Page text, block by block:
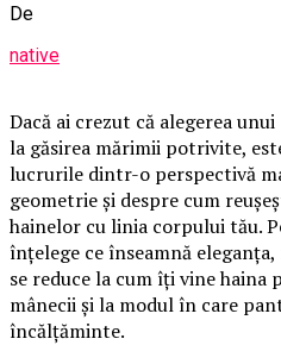
De
native
Dacă ai crezut că alegerea
la găsirea mărimii potrivite,
lucrurile dintr-o perspectivă
geometrie și despre cum
hainelor cu linia corpului tău.
înțelege ce înseamnă
se reduce la cum îți vine haina
mânecii și la modul în care
încălțăminte.